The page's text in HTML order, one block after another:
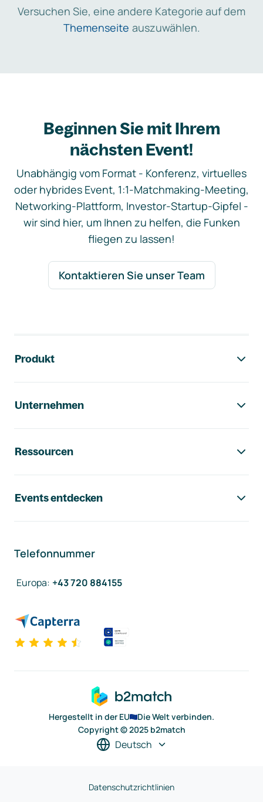
Versuchen Sie, eine andere Kategorie auf dem
Themenseite auszuwählen.
Beginnen Sie mit Ihrem
nächsten Event!
Unabhängig vom Format - Konferenz, virtuelles
oder hybrides Event, 1:1-Matchmaking-Meeting,
Networking-Plattform, Investor-Startup-Gipfel -
wir sind hier, um Ihnen zu helfen, die Funken
fliegen zu lassen!
Kontaktieren Sie unser Team
Produkt
Unternehmen
Ressourcen
Events entdecken
Telefonnummer
Europa: +43 720 884155
Hergestellt in der EU
Die Welt verbinden.
Copyright © 2025 b2match
Deutsch
Datenschutzrichtlinien